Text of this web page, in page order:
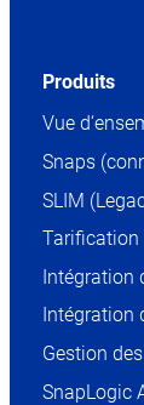
Produits
Vue
Snaps
SLIM
Tarification
Intégration
Intégration
Gestion
SnapLogic